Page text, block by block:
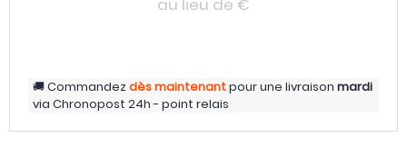
Commandezdès maintenantpour une livraison mardi
via Chronopost 24h - point relais